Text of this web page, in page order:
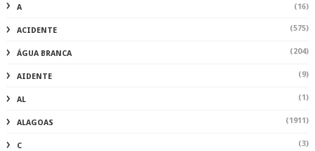
A (16)
ACIDENTE (575)
ÁGUA BRANCA (204)
AIDENTE (9)
AL (1)
ALAGOAS (1911)
C (3)